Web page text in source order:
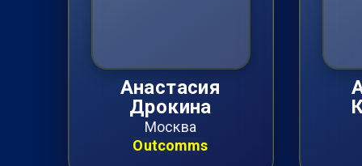
Анастасия
Дрокина
Москва
Outcomms